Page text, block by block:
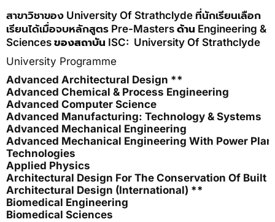
สาขาวิชาของ University Of Strathclyde ที่นักเรียนเลือก
เรียนได้เมื่อจบหลักสูตร Pre-Masters ด้าน Engineering &
Sciences ของสถาบัน ISC: University Of Strathclyde
University Programme
Advanced Architectural Design **
Advanced Chemical & Process Engineering
Advanced Computer Science
Advanced Manufacturing: Technology & Systems
Advanced Mechanical Engineering
Advanced Mechanical Engineering With Power
Technologies
Applied Physics
Architectural Design For The Conservation Of Built
Architectural Design (International) **
Biomedical Engineering
Biomedical Sciences